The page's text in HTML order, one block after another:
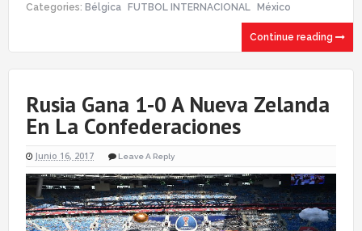
Categories: Bélgica FUTBOL INTERNACIONAL México
Continue reading
Rusia Gana 1-0 A Nueva Zelanda
En La Confederaciones
Junio 16, 2017 Leave A Reply